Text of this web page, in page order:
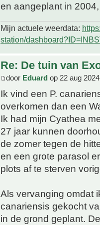
en aangeplant in
Mijn actuele weerdata:
station/
Re: De tuin van
door Eduard op 22 aug
Ik vind een P.
overkomen dan een
Ik had mijn Cyathea
27 jaar kunnen
de zomer tegen de
en een grote parasol
plots af te sterven
Als vervanging omdat
canariensis gekocht
in de grond geplant.